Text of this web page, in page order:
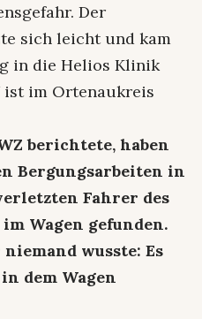
Der
sich leicht und kam
in die Helios Klinik
ist im Ortenaukreis
berichtete, haben
Bergungsarbeiten in
Fahrer des
Wagen gefunden.
wusste: Es
dem Wagen